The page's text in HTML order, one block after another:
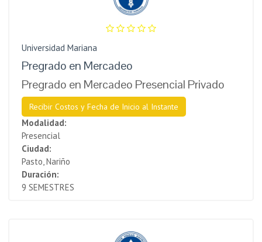
Universidad Mariana
Pregrado en Mercadeo
Pregrado en Mercadeo Presencial Privado
Recibir Costos y Fecha de Inicio al Instante
Modalidad:
Presencial
Ciudad:
Pasto, Nariño
Duración:
9 SEMESTRES